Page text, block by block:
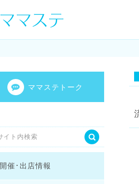
ママの才能発信し
ママステトーク
開催･出店情報